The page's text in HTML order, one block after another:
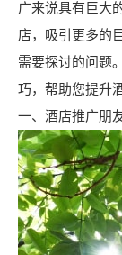
广来说具有巨大
店，吸引更多的
需要探讨的问题
巧，帮助您提升
一、酒店推广朋